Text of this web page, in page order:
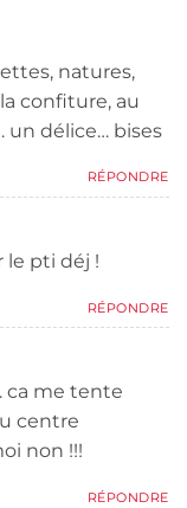
natures,
confiture, au
un délice… bises
RÉPONDRE
le pti déj !
RÉPONDRE
ca me tente
centre
non !!!
RÉPONDRE